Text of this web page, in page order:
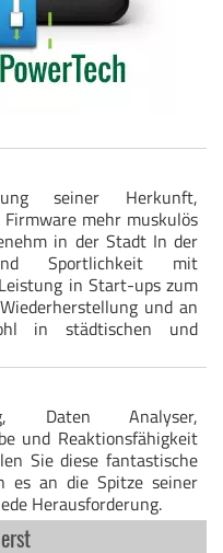
seiner Herkunft,
mehr muskulös
in der Stadt In der
Sportlichkeit mit
in Start-ups zum
und an
in städtischen und
Daten Analyser,
und Reaktionsfähigkeit
Sie diese fantastische
es an die Spitze seiner
Herausforderung.